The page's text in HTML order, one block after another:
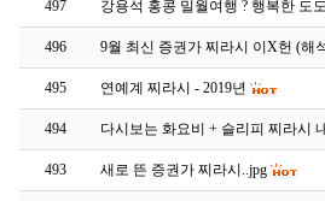
497 강용석 홍콩 밀월여행 ? 행복한 도
496 9월 최신 증권가 찌라시 이X헌 (해
495 연예계 찌라시 - 2019년
494 다시보는 화요비 + 슬리피 찌라시
493 새로 뜬 증권가 찌라시..jpg